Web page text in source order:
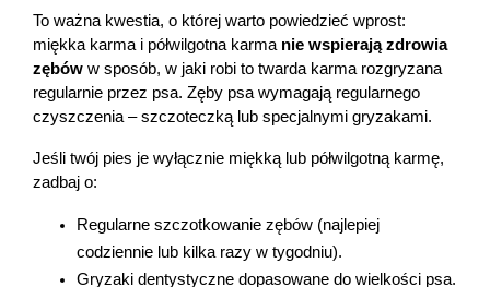
To ważna kwestia, o której warto powiedzieć wprost:
miękka karma i półwilgotna karma nie wspierają zdrowia
zębów w sposób, w jaki robi to twarda karma rozgryzana
regularnie przez psa. Zęby psa wymagają regularnego
czyszczenia – szczoteczką lub specjalnymi gryzakami.
Jeśli twój pies je wyłącznie miękką lub półwilgotną karmę,
zadbaj o:
Regularne szczotkowanie zębów (najlepiej
codziennie lub kilka razy w tygodniu).
Gryzaki dentystyczne dopasowane do wielkości psa.